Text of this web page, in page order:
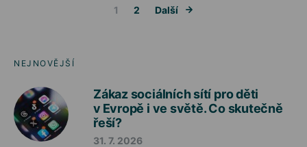
Stránkování
1 2 Další
NEJNOVĚJŠÍ
Zákaz sociálních sítí pro děti
v Evropě i ve světě. Co skutečně
řeší?
31. 7. 2026